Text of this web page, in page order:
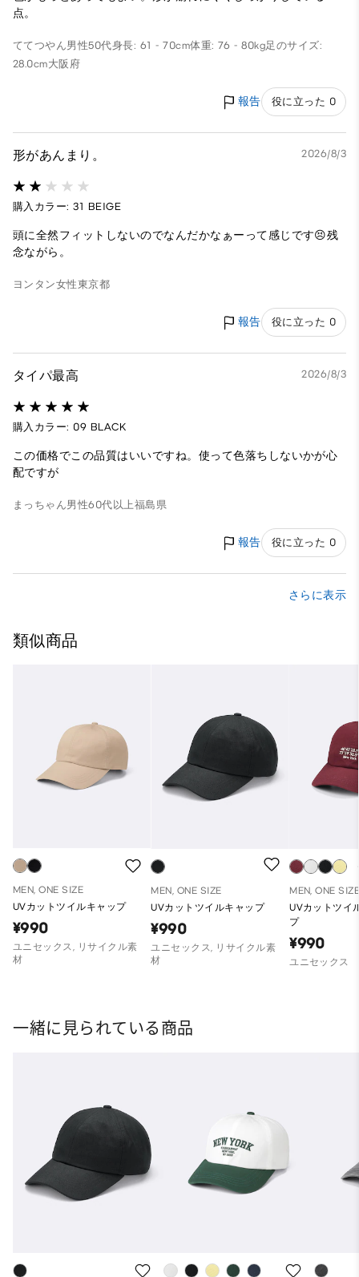
点。
ててつやん男性50代身長: 61 - 70cm体重: 76 - 80kg足のサイズ:
28.0cm大阪府
報告 役に立った 0
形があんまり。 2026/8/3
購入カラー: 31 BEIGE
頭に全然フィットしないのでなんだかなぁーって感じです😣残
念ながら。
ヨンタン女性東京都
報告 役に立った 0
タイパ最高 2026/8/3
購入カラー: 09 BLACK
この価格でこの品質はいいですね。使って色落ちしないかが心
配ですが
まっちゃん男性60代以上福島県
報告 役に立った 0
さらに表示
類似商品
MEN, ONE SIZE
UVカットツイルキャップ
¥990
ユニセックス, リサイクル素
材
MEN, ONE SIZE
UVカットツイルキャップ
¥990
ユニセックス, リサイクル素
材
MEN, ONE
UVカットツイ
プ
¥990
ユニセックス
一緒に見られている商品